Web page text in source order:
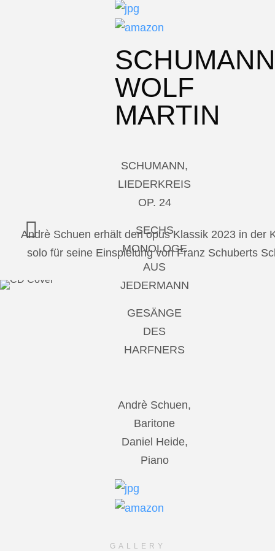
SCHUMANN
WOLF
MARTIN
SCHUMANN,
LIEDERKREIS
OP. 24
SECHS
MONOLOGE
AUS
JEDERMANN
GESÄNGE
DES
HARFNERS
Andrè Schuen,
Baritone
Daniel Heide,
Piano
GALLERY
Andrè Schuen erhält den opus Klassik 2023 in der
solo für seine Einspielung von Franz Schuberts